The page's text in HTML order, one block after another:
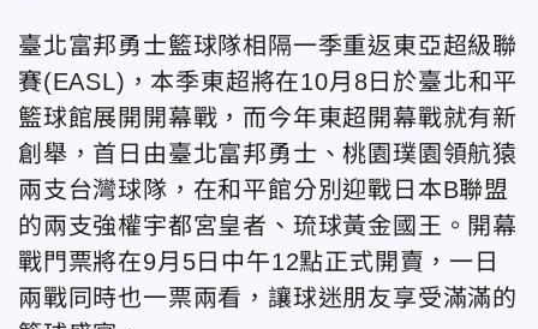
臺北富邦勇士籃球隊相隔一季重返東亞超級聯
賽(EASL)，本季東超將在10月8日於臺北和平
籃球館展開開幕戰，而今年東超開幕戰就有新
創舉，首日由臺北富邦勇士、桃園璞園領航猿
兩支台灣球隊，在和平館分別迎戰日本B聯盟
的兩支強權宇都宮皇者、琉球黃金國王。開幕
戰門票將在9月5日中午12點正式開賣，一日
兩戰同時也一票兩看，讓球迷朋友享受滿滿的